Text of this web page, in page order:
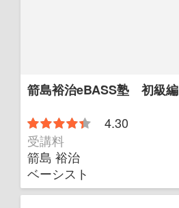
箭島裕治eBASS塾 初級編
4.30
受講料
箭島 裕治
ベーシスト